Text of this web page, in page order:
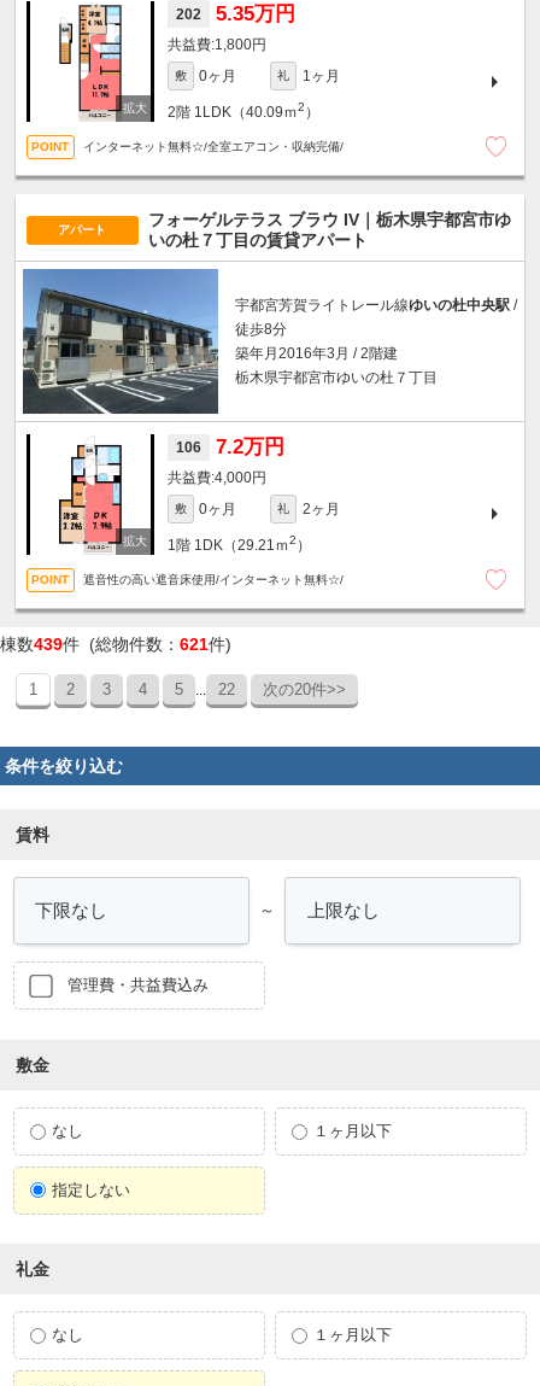
202 5.35万円
1,800円
敷 0ヶ月 礼 1ヶ月
2階 1LDK（40.09ｍ2 ）
インターネット無料☆/全室エアコン・収納完備/
アパート
フォーゲルテラス ブラウ IV｜栃木県宇都宮市ゆ
いの杜７丁目の賃貸アパート
宇都宮芳賀ライトレール線ゆいの杜中央駅 /
徒歩8分
築年月2016年3月 / 2階建
栃木県宇都宮市ゆいの杜７丁目
106 7.2万円
4,000円
敷 0ヶ月 礼 2ヶ月
1階 1DK（29.21ｍ2 ）
遮音性の高い遮音床使用/インターネット無料☆/
棟数439件 (総物件数： 621件)
1 2 3 4 5 ... 22 次の20件>>
条件を絞り込む
賃料
～
管理費・共益費込み
敷金
なし １ヶ月以下
指定しない
礼金
なし １ヶ月以下